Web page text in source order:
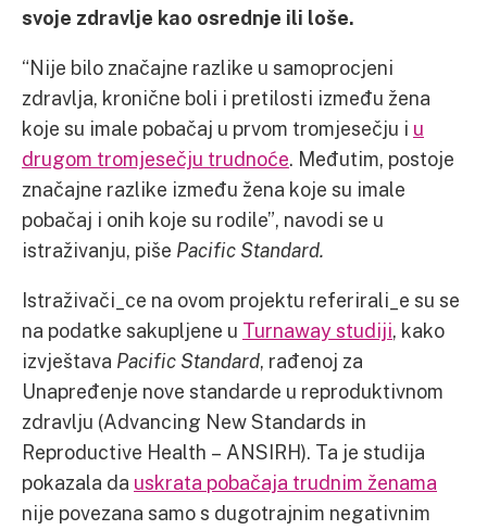
svoje zdravlje kao osrednje ili loše.
“Nije bilo značajne razlike u samoprocjeni
zdravlja, kronične boli i pretilosti između žena
koje su imale pobačaj u prvom tromjesečju i u
drugom tromjesečju trudnoće. Međutim, postoje
značajne razlike između žena koje su imale
pobačaj i onih koje su rodile”, navodi se u
istraživanju, piše Pacific Standard.
Istraživači_ce na ovom projektu referirali_e su se
na podatke sakupljene u Turnaway studiji, kako
izvještava Pacific Standard, rađenoj za
Unapređenje nove standarde u reproduktivnom
zdravlju (Advancing New Standards in
Reproductive Health – ANSIRH). Ta je studija
pokazala da uskrata pobačaja trudnim ženama
nije povezana samo s dugotrajnim negativnim